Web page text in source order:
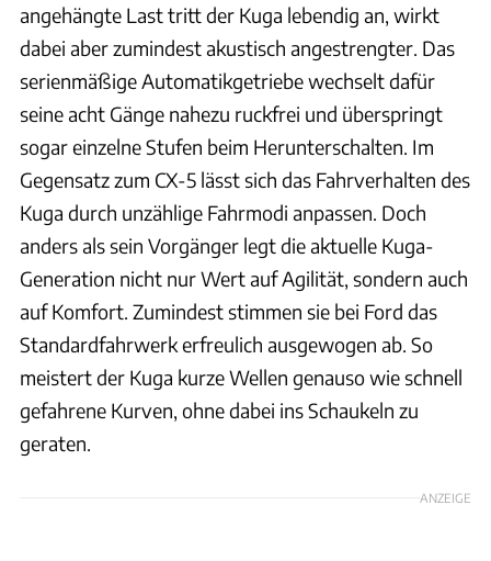
angehängte Last tritt der Kuga lebendig an, wirkt
dabei aber zumindest akustisch angestrengter. Das
serienmäßige Automatikgetriebe wechselt dafür
seine acht Gänge nahezu ruckfrei und überspringt
sogar einzelne Stufen beim Herunterschalten. Im
Gegensatz zum CX-5 lässt sich das Fahrverhalten des
Kuga durch unzählige Fahrmodi anpassen. Doch
anders als sein Vorgänger legt die aktuelle Kuga-
Generation nicht nur Wert auf Agilität, sondern auch
auf Komfort. Zumindest stimmen sie bei Ford das
Standardfahrwerk erfreulich ausgewogen ab. So
meistert der Kuga kurze Wellen genauso wie schnell
gefahrene Kurven, ohne dabei ins Schaukeln zu
geraten.
ANZEIGE